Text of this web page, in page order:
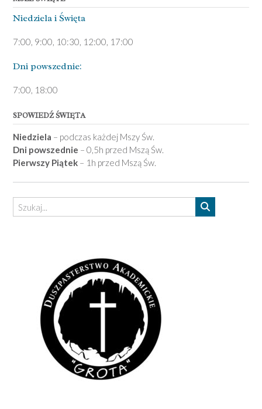
Niedziela ­i Święta
7:00, 9:00, 10:30, 12:00, 17:00
Dni pows­zednie:
7­:00, 18:00­
SPOWIEDŹ ŚWIĘTA
Niedziela – podczas każdej Mszy Św.
Dni powszednie – 0,5h przed Mszą Św.
Pierwszy Piątek – 1h przed Mszą Św.